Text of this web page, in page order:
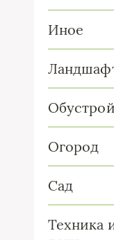
Иное
Огород
Сад
Техника